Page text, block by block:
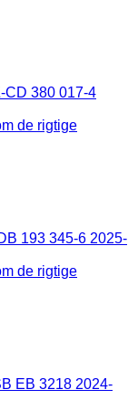
CD 380 017-4
de rigtige
193 345-6 2025-
de rigtige
EB 3218 2024-